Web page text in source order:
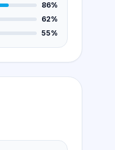
86%
62%
55%